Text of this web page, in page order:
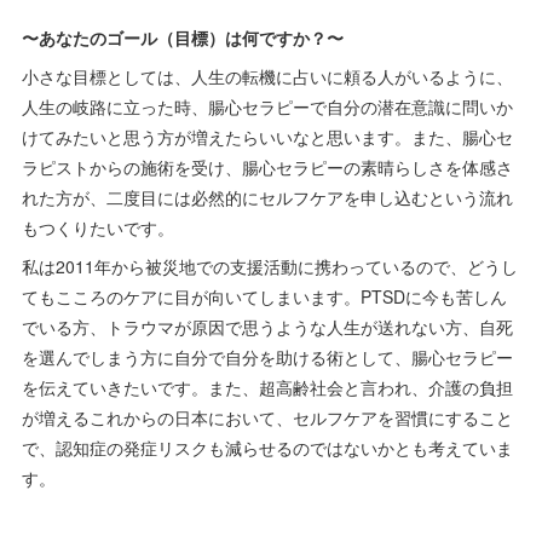
〜あなたのゴール（目標）は何ですか？〜
小さな目標としては、人生の転機に占いに頼る人がいるように、
人生の岐路に立った時、腸心セラピーで自分の潜在意識に問いか
けてみたいと思う方が増えたらいいなと思います。また、腸心セ
ラピストからの施術を受け、腸心セラピーの素晴らしさを体感さ
れた方が、二度目には必然的にセルフケアを申し込むという流れ
もつくりたいです。
私は2011年から被災地での支援活動に携わっているので、どうし
てもこころのケアに目が向いてしまいます。PTSDに今も苦しん
でいる方、トラウマが原因で思うような人生が送れない方、自死
を選んでしまう方に自分で自分を助ける術として、腸心セラピー
を伝えていきたいです。また、超高齢社会と言われ、介護の負担
が増えるこれからの日本において、セルフケアを習慣にすること
で、認知症の発症リスクも減らせるのではないかとも考えていま
す。